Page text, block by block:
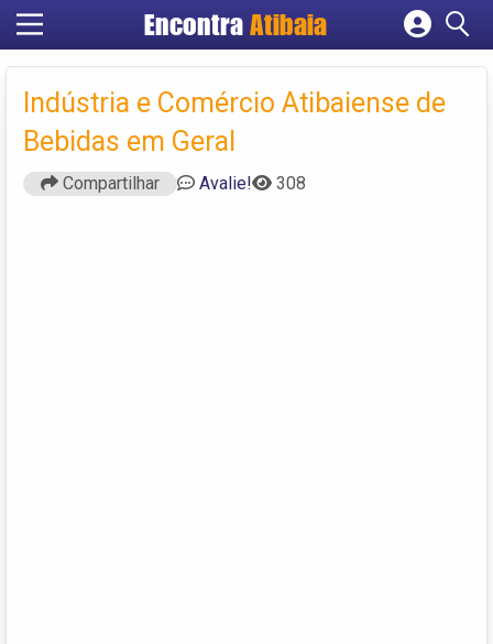
Encontra Atibaia
Cadastrar empresa
Criar conta
Indústria e Comércio Atibaiense de
Bebidas em Geral
Compartilhar Avalie! 308